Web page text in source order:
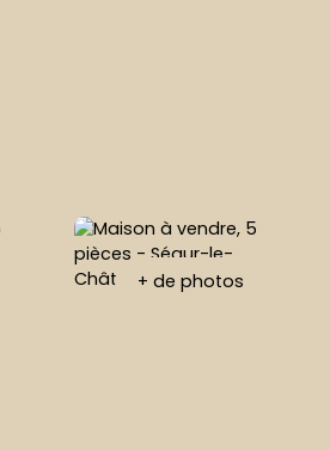
+ de photos